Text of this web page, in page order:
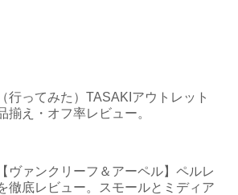
（行ってみた）TASAKIアウトレット
揃え・オフ率レビュー。
【ヴァンクリーフ＆アーペル】ペルレ
徹底レビュー。スモールとミディア